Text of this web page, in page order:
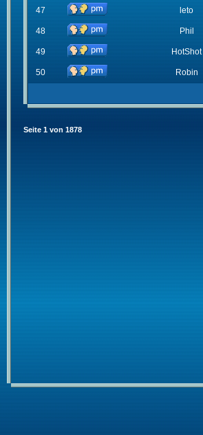
47 leto
48 Phil
49 HotShot
50 Robin
Seite 1 von 1878